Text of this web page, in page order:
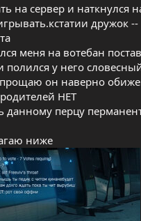
на сервер и наткнулся
дружок --
меня на вотебан
полился у него
прощаю он наверно
НЕТ
данному перцу
ниже